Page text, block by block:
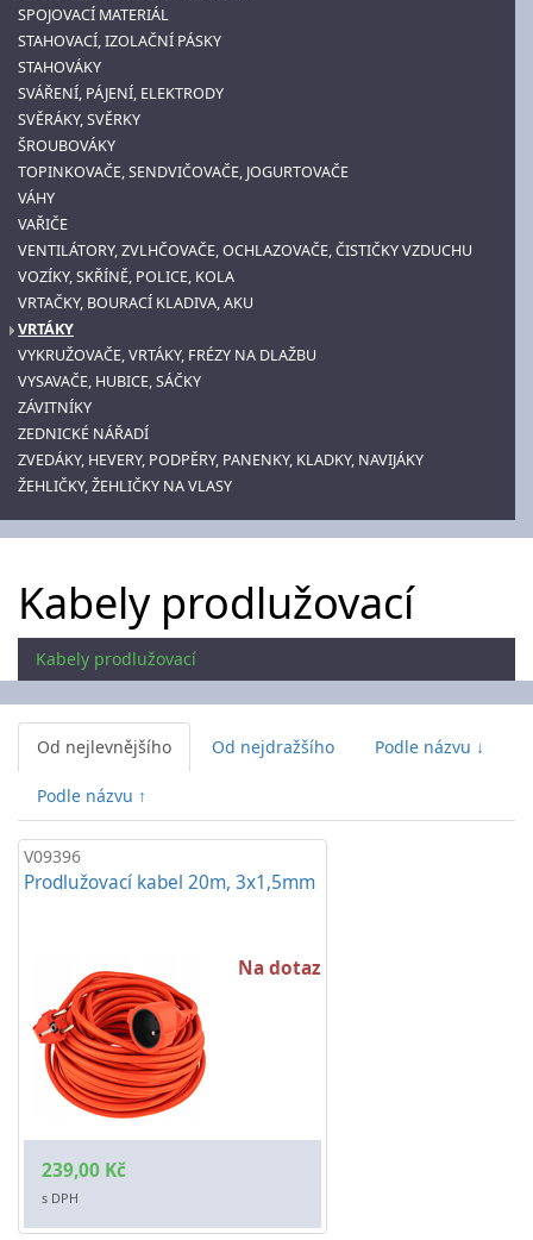
SPOJOVACÍ MATERIÁL
STAHOVACÍ, IZOLAČNÍ PÁSKY
STAHOVÁKY
SVÁŘENÍ, PÁJENÍ, ELEKTRODY
SVĚRÁKY, SVĚRKY
ŠROUBOVÁKY
TOPINKOVAČE, SENDVIČOVAČE, JOGURTOVAČE
VÁHY
VAŘIČE
VENTILÁTORY, ZVLHČOVAČE, OCHLAZOVAČE, ČISTIČKY VZDUCHU
VOZÍKY, SKŘÍNĚ, POLICE, KOLA
VRTAČKY, BOURACÍ KLADIVA, AKU
VRTÁKY
VYKRUŽOVAČE, VRTÁKY, FRÉZY NA DLAŽBU
VYSAVAČE, HUBICE, SÁČKY
ZÁVITNÍKY
ZEDNICKÉ NÁŘADÍ
ZVEDÁKY, HEVERY, PODPĚRY, PANENKY, KLADKY, NAVIJÁKY
ŽEHLIČKY, ŽEHLIČKY NA VLASY
Kabely prodlužovací
Kabely prodlužovací
Od nejlevnějšího Od nejdražšího Podle názvu ↓
Podle názvu ↑
V09396
Prodlužovací kabel 20m, 3x1,5mm
Na dotaz
239,00 Kč
s DPH